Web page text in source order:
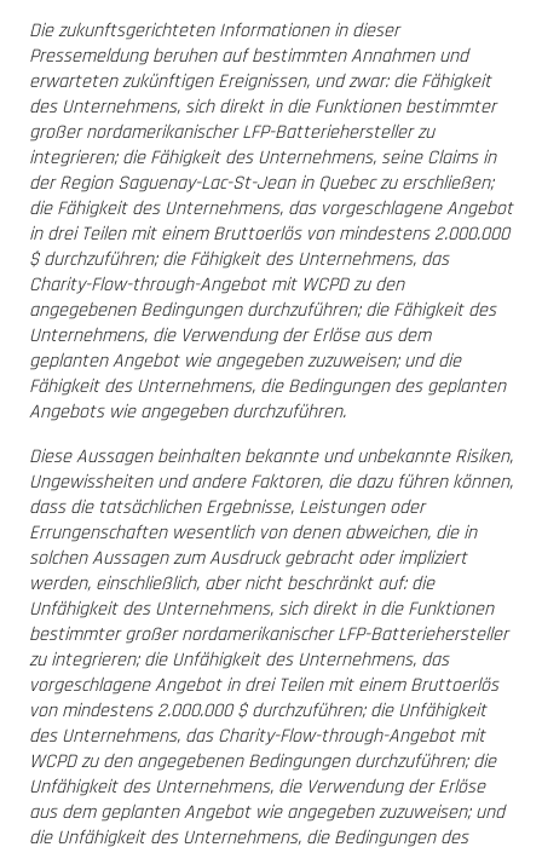
Die zukunftsgerichteten Informationen in dieser
Pressemeldung beruhen auf bestimmten Annahmen und
erwarteten zukünftigen Ereignissen, und zwar: die Fähigkeit
des Unternehmens, sich direkt in die Funktionen bestimmter
großer nordamerikanischer LFP-Batteriehersteller zu
integrieren; die Fähigkeit des Unternehmens, seine Claims in
der Region Saguenay-Lac-St-Jean in Quebec zu erschließen;
die Fähigkeit des Unternehmens, das vorgeschlagene Angebot
in drei Teilen mit einem Bruttoerlös von mindestens 2.000.000
$ durchzuführen; die Fähigkeit des Unternehmens, das
Charity-Flow-through-Angebot mit WCPD zu den
angegebenen Bedingungen durchzuführen; die Fähigkeit des
Unternehmens, die Verwendung der Erlöse aus dem
geplanten Angebot wie angegeben zuzuweisen; und die
Fähigkeit des Unternehmens, die Bedingungen des geplanten
Angebots wie angegeben durchzuführen.
Diese Aussagen beinhalten bekannte und unbekannte Risiken,
Ungewissheiten und andere Faktoren, die dazu führen können,
dass die tatsächlichen Ergebnisse, Leistungen oder
Errungenschaften wesentlich von denen abweichen, die in
solchen Aussagen zum Ausdruck gebracht oder impliziert
werden, einschließlich, aber nicht beschränkt auf: die
Unfähigkeit des Unternehmens, sich direkt in die Funktionen
bestimmter großer nordamerikanischer LFP-Batteriehersteller
zu integrieren; die Unfähigkeit des Unternehmens, das
vorgeschlagene Angebot in drei Teilen mit einem Bruttoerlös
von mindestens 2.000.000 $ durchzuführen; die Unfähigkeit
des Unternehmens, das Charity-Flow-through-Angebot mit
WCPD zu den angegebenen Bedingungen durchzuführen; die
Unfähigkeit des Unternehmens, die Verwendung der Erlöse
aus dem geplanten Angebot wie angegeben zuzuweisen; und
die Unfähigkeit des Unternehmens, die Bedingungen des